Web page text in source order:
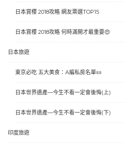
日本賞櫻 2018攻略 網友票選TOP15
日本賞櫻 2018攻略 何時滿開才最重要😍
日本旅遊
東京必吃 五大美食：A編私房名單📜
日本世界遺產—今生不看一定會後悔(上)
日本世界遺產—今生不看一定會後悔(下)
印度旅遊